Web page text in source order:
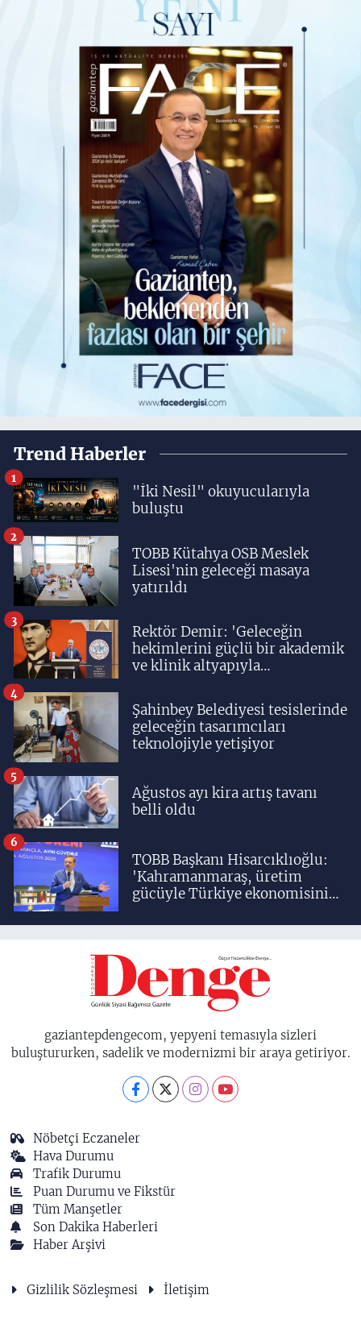
Trend Haberler
"İki Nesil" okuyucularıyla
buluştu
1
TOBB Kütahya OSB Meslek
Lisesi'nin geleceği masaya
yatırıldı
2
Rektör Demir: 'Geleceğin
hekimlerini güçlü bir akademik
ve klinik altyapıyla
3
Şahinbey Belediyesi tesislerinde
geleceğin tasarımcıları
teknolojiyle yetişiyor
4
Ağustos ayı kira artış tavanı
belli oldu
5
TOBB Başkanı Hisarcıklıoğlu:
'Kahramanmaraş, üretim
gücüyle Türkiye ekonomisinin
birisidir'
6
gaziantepdengecom, yepyeni temasıyla sizleri
buluştururken, sadelik ve modernizmi bir araya getiriyor.
Nöbetçi Eczaneler
Hava Durumu
Trafik Durumu
Puan Durumu ve Fikstür
Tüm Manşetler
Son Dakika Haberleri
Haber Arşivi
Gizlilik Sözleşmesi İletişim